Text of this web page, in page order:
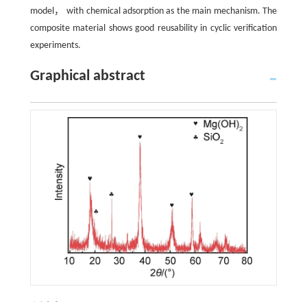
model， with chemical adsorption as the main mechanism. The
composite material shows good reusability in cyclic verification
experiments.
Graphical abstract